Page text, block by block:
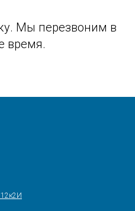
Мы перезвоним в
время.